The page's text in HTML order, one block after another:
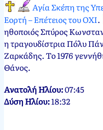
Αγία Σκέπη της
Εορτή – Επέτειος του ΟΧΙ.
ηθοποιός Σπύρος
η τραγουδίστρια Πόλυ
Ζαρκάδης. Το 1976
Θάνος.
Ανατολή Ηλίου:07:45
Δύση Ηλίου:18:32